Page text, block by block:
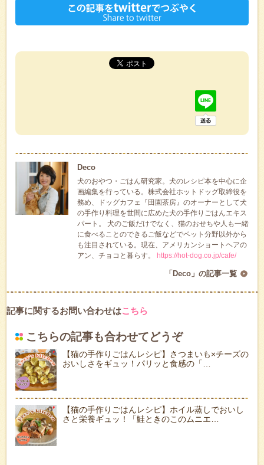
Deco
犬のおやつ・ごはん研究家。犬のレシピ本を中心に企
画編集を行っている。株式会社ホットドッグ取締役を
務め、ドッグカフェ『田園茶房』のオーナーとして犬
の手作り料理を世間に広めた犬の手作りごはんエキス
パート。 犬のご飯だけでなく、猫のおせちや人も一緒
に食べることのできるご飯などでペット分野以外から
も注目されている。現在、アメリカンショートヘアの
アン、チョコと暮らす。
https://hot-dog.co.jp/cafe/
「Deco」の記事一覧
記事に関するお問い合わせはこちら
こちらの記事も合わせてどうぞ
【猫の手作りごはんレシピ】さつまいも×チーズの
おいしさをギュッ！パリッと食感の「…
【猫の手作りごはんレシピ】ホイル蒸しでおいし
さと栄養ギュッ！「鮭ときのこのムニエ…